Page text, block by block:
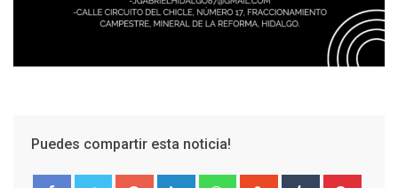
Puedes compartir esta noticia!
Google+ LinkedIn WhatsappStumbleUpon
Tumblr